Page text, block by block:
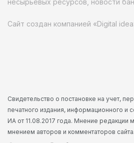
Сайт создан компанией «Digital
Свидетельство о постановке на учет,
печатного издания, информационного и
ИА от 11.08.2017 года. Мнение редакции
мнением авторов и комментаторов сайта.